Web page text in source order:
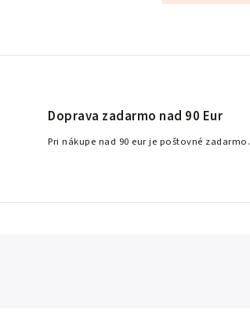
Doprava zadarmo nad 90 Eur
Pri nákupe nad 90 eur je poštovné zadarmo.